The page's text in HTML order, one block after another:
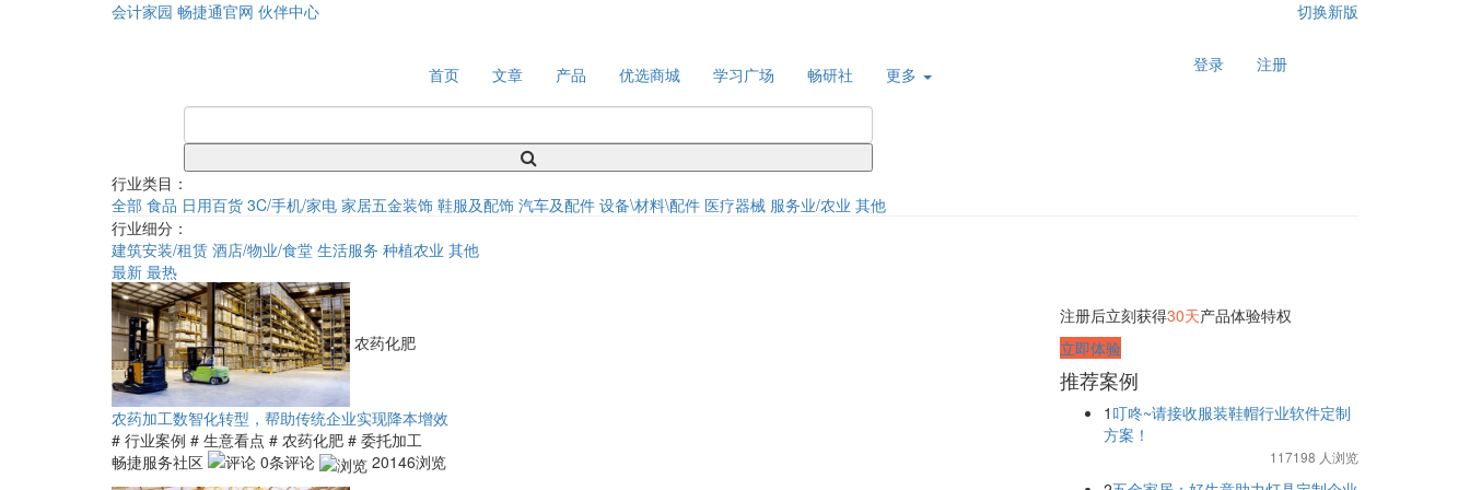
会计家园 畅捷通官网 伙伴中心 切换新版
首页 文章 产品 优选商城 学习广场 畅研社 更多 登录 注册
行业类目：
全部 食品 日用百货 3C/手机/家电 家居五金装饰 鞋服及配饰 汽车及配件 设备\材料\配件 医疗器械 服务业/农业 其他
行业细分：
建筑安装/租赁 酒店/物业/食堂 生活服务 种植农业 其他
最新 最热
农药化肥
农药加工数智化转型，帮助传统企业实现降本增效
# 行业案例 # 生意看点 # 农药化肥 # 委托加工
畅捷服务社区
0条评论 20146浏览
注册后立刻获得30天产品体验特权
立即体验
推荐案例
1 叮咚~请接收服装鞋帽行业软件定制
方案！
117198 人浏览